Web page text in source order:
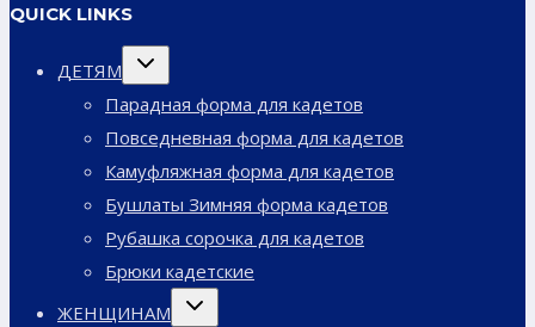
QUICK LINKS
ДЕТЯМ
Переключить
дочернее
Парадная форма для кадетов
Повседневная форма для кадетов
Камуфляжная форма для кадетов
Бушлаты Зимняя форма кадетов
Рубашка сорочка для кадетов
Брюки кадетские
ЖЕНЩИНАМ
Переключить
дочернее